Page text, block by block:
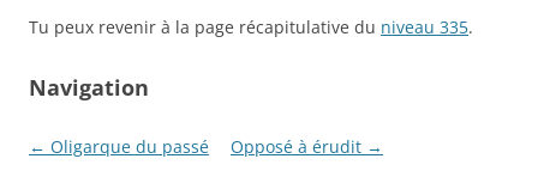
Tu peux revenir à la page récapitulative du niveau 335.
Navigation
← Oligarque du passé Opposé à érudit →